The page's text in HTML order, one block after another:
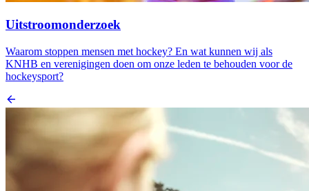
Uitstroomonderzoek
Waarom stoppen mensen met hockey? En wat kunnen wij als
KNHB en verenigingen doen om onze leden te behouden voor de
hockeysport?